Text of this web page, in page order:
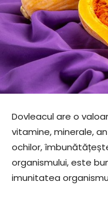
Dovleacul are o
vitamine, minerale,
ochilor,
organismului, este
imunitatea